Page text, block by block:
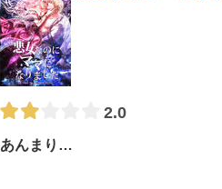
2.0
あんまり…